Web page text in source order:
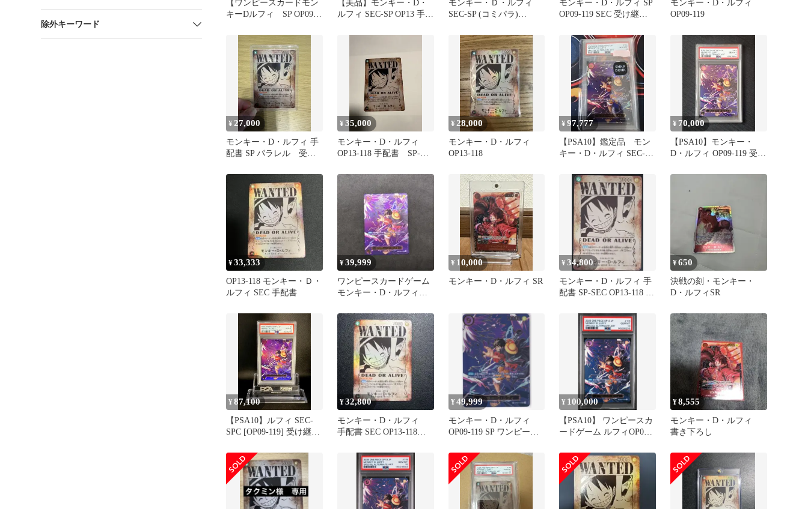
除外キーワード
【ワンピースカードモン
キーDルフィ SP OP09-
【美品】モンキー・D・
ルフィ SEC-SP OP13 手配
モンキー・Ｄ・ルフィ
SEC-SP (コミパラ)
モンキー・D・ルフィ SP
OP09-119 SEC 受け継が
モンキー・D・ルフィ
OP09-119
¥ 27,000
モンキー・D・ルフィ 手
配書 SP パラレル 受け
ス
¥35,000
モンキー・D・ルフィ
OP13-118 手配書 SP-
¥ 28,000
モンキー・D・ルフィ
OP13-118
¥97,777
【PSA10】鑑定品 モン
キー・D・ルフィ SEC-
¥ 70,000
【PSA10】モンキー・
D・ルフィ OP09-119 受け
¥33,333
OP13-118 モンキー・Ｄ・
ルフィ SEC 手配書
¥39,999
ワンピースカードゲーム
モンキー・D・ルフィ
¥ 10,000
モンキー・D・ルフィ SR
¥34,800
モンキー・D・ルフィ 手
配書 SP-SEC OP13-118 ワ
¥650
決戦の刻・モンキー・
D・ルフィSR
¥87,100
【PSA10】ルフィ SEC-
SPC [OP09-119] 受け継が
¥32,800
モンキー・D・ルフィ
手配書 SEC OP13-118ワ
¥49,999
モンキー・D・ルフィ
OP09-119 SP ワンピース
¥ 100,000
【PSA10】 ワンピースカ
ードゲーム ルフィOP09-
¥8,555
モンキー・D・ルフィ
書き下ろし